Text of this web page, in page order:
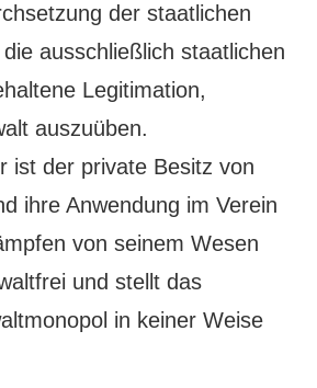
der staatlichen
ausschließlich staatlichen
Legitimation,
auszuüben.
ist der private Besitz von
ihre Anwendung im Verein
von seinem Wesen
und stellt das
in keiner Weise